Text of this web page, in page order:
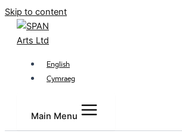
Skip to content
English
Cymraeg
Main Menu